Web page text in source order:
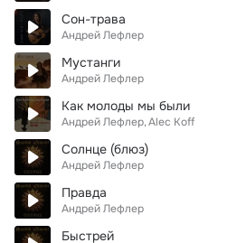
Сон-трава
Андрей Лефлер
Мустанги
Андрей Лефлер
Как молоды мы были
Андрей Лефлер Alec Koff
Солнце (блюз)
Андрей Лефлер
Правда
Андрей Лефлер
Быстрей